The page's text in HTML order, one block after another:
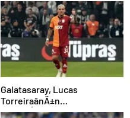
Galatasaray, Lucas
TorreiraânÄ±n
sÃ¶zleÅmesini uzattÄ±